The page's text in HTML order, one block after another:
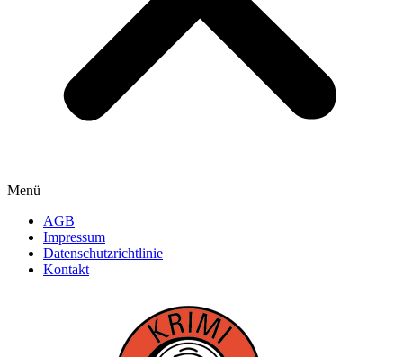
Menü
AGB
Impressum
Datenschutzrichtlinie
Kontakt